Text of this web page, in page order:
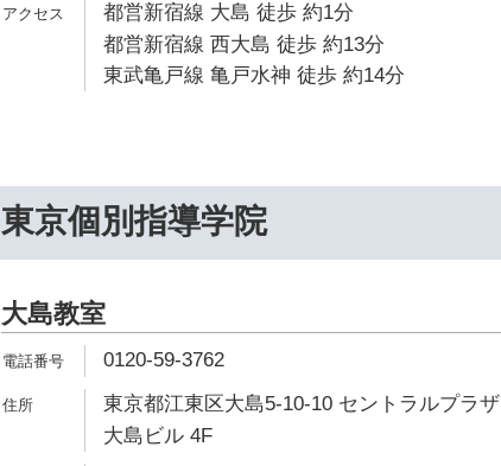
都営新宿線 大島 徒歩 約1分
都営新宿線 西大島 徒歩 約13分
東武亀戸線 亀戸水神 徒歩 約14分
東京個別指導学院
大島教室
0120-59-3762
東京都江東区大島5-10-10 セントラルプラザ
大島ビル 4F